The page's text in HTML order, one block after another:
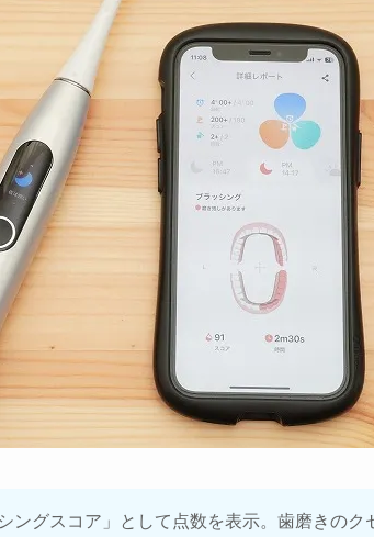
ングスコア」として点数を表示。歯磨きのク